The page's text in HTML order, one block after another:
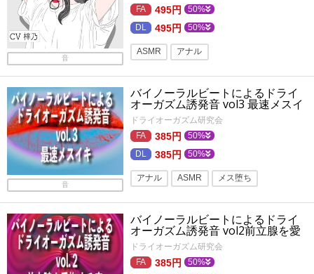
音
495円 50%
495円 50%
ASMR アナル
バイノーラル・ダミヘ 連続絶頂
乳首責め 乳首・乳輪
言葉責め バイノーラル
催眠・洗脳 フォーリーサウンド
音
バイノーラルビートによるドライ
オーガズム誘発音 vol3 最速メスイ
キ
ドライオーガズム研究会
385円 50%
385円 50%
アナル ASMR メス堕ち
バイノーラル・ダミヘ オナサポ
メスイキ 男の娘
バイノーラル ニューハーフ
バイノーラルビートによるドライ
オーガズム誘発音 vol2前立腺を愛
撫する音
ドライオーガズム研究会
385円 50%